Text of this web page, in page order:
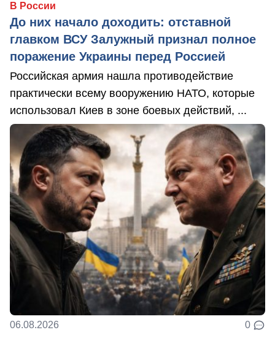
В России
До них начало доходить: отставной
главком ВСУ Залужный признал полное
поражение Украины перед Россией
Российская армия нашла противодействие
практически всему вооружению НАТО, которые
использовал Киев в зоне боевых действий, ...
06.08.2026 0